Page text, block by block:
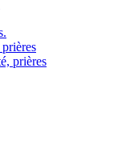
prières